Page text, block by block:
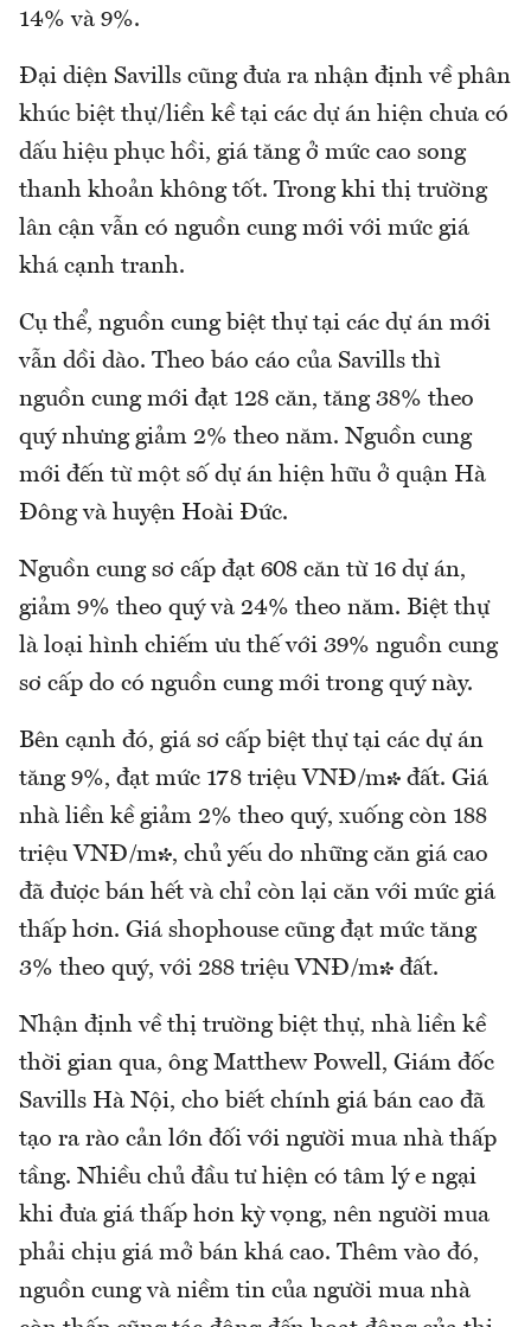
14% và 9%.
Đại diện Savills cũng đưa ra nhận định về phân
khúc biệt thự/liền kề tại các dự án hiện chưa có
dấu hiệu phục hồi, giá tăng ở mức cao song
thanh khoản không tốt. Trong khi thị trường
lân cận vẫn có nguồn cung mới với mức giá
khá cạnh tranh.
Cụ thể, nguồn cung biệt thự tại các dự án mới
vẫn dồi dào. Theo báo cáo của Savills thì
nguồn cung mới đạt 128 căn, tăng 38% theo
quý nhưng giảm 2% theo năm. Nguồn cung
mới đến từ một số dự án hiện hữu ở quận Hà
Đông và huyện Hoài Đức.
Nguồn cung sơ cấp đạt 608 căn từ 16 dự án,
giảm 9% theo quý và 24% theo năm. Biệt thự
là loại hình chiếm ưu thế với 39% nguồn cung
sơ cấp do có nguồn cung mới trong quý này.
Bên cạnh đó, giá sơ cấp biệt thự tại các dự án
tăng 9%, đạt mức 178 triệu VNĐ/m² đất. Giá
nhà liền kề giảm 2% theo quý, xuống còn 188
triệu VNĐ/m², chủ yếu do những căn giá cao
đã được bán hết và chỉ còn lại căn với mức giá
thấp hơn. Giá shophouse cũng đạt mức tăng
3% theo quý, với 288 triệu VNĐ/m² đất.
Nhận định về thị trường biệt thự, nhà liền kề
thời gian qua, ông Matthew Powell, Giám đốc
Savills Hà Nội, cho biết chính giá bán cao đã
tạo ra rào cản lớn đối với người mua nhà thấp
tầng. Nhiều chủ đầu tư hiện có tâm lý e ngại
khi đưa giá thấp hơn kỳ vọng, nên người mua
phải chịu giá mở bán khá cao. Thêm vào đó,
nguồn cung và niềm tin của người mua nhà